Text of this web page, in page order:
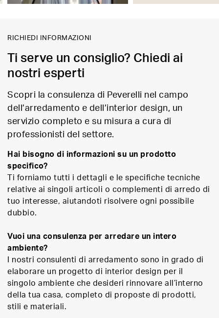
RICHIEDI INFORMAZIONI
Ti serve un consiglio? Chiedi ai
nostri esperti
Scopri la consulenza di Peverelli nel campo
dell’arredamento e dell’interior design, un
servizio completo e su misura a cura di
professionisti del settore.
Hai bisogno di informazioni su un prodotto
specifico?
Ti forniamo tutti i dettagli e le specifiche tecniche
relative ai singoli articoli o complementi di arredo di
tuo interesse, aiutandoti risolvere ogni possibile
dubbio.
Vuoi una consulenza per arredare un intero
ambiente?
I nostri consulenti di arredamento sono in grado di
elaborare un progetto di interior design per il
singolo ambiente che desideri rinnovare all’interno
della tua casa, completo di proposte di prodotti,
stili e materiali.